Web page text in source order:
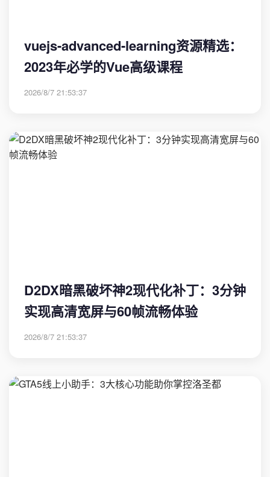
vuejs-advanced-learning资源精选：
2023年必学的Vue高级课程
2026/8/7 21:53:37
D2DX暗黑破坏神2现代化补丁：3分钟
实现高清宽屏与60帧流畅体验
2026/8/7 21:53:37